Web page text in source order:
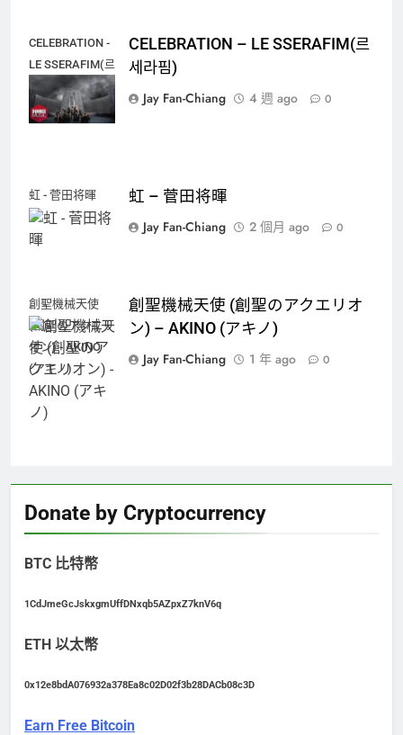
CELEBRATION -
LE SSERAFIM(르
세라핌)
CELEBRATION – LE SSERAFIM(르
세라핌)
Jay Fan-Chiang
4 週 ago 0
虹 - 菅田将暉
虹 – 菅田将暉
Jay Fan-Chiang
2 個月 ago 0
創聖機械天使
(創聖のアクエリ
オン) - AKINO
(アキノ)
創聖機械天使 (創聖のアクエリオ
ン) – AKINO (アキノ)
Jay Fan-Chiang
1 年 ago 0
Donate by Cryptocurrency
BTC 比特幣
1CdJmeGcJskxgmUffDNxqb5AZpxZ7knV6q
ETH 以太幣
0x12e8bdA076932a378Ea8c02D02f3b28DACb08c3D
Earn Free Bitcoin